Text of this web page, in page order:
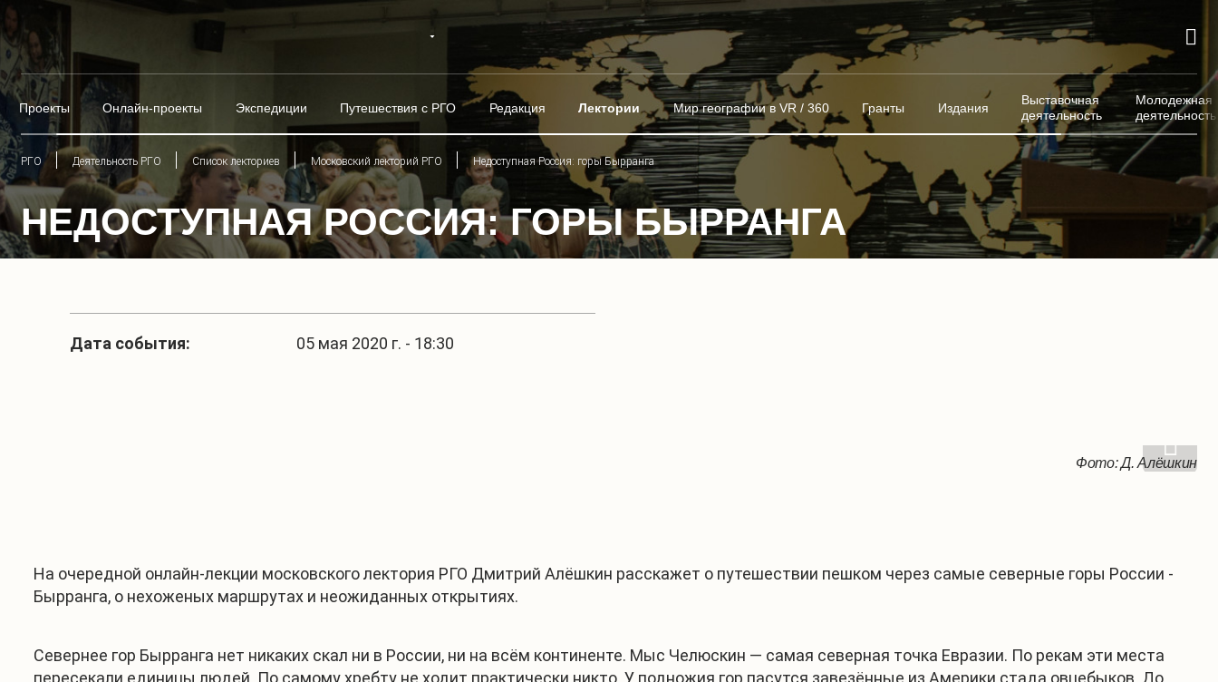
Проекты Онлайн-проекты Экспедиции Путешествия с РГО Редакция Лектории Мир географии в VR / 360 Гранты Издания
Выставочная
деятельность
Молодежная
деятельность
РГО Деятельность РГО Список лекториев Московский лекторий РГО Недоступная Россия: горы Бырранга
НЕДОСТУПНАЯ РОССИЯ: ГОРЫ БЫРРАНГА
Дата события: 05 мая 2020 г. - 18:30
Фото: Д. Алёшкин
Фото: Д. Алёшкин
Фото: Д. Алёшкин
На очередной онлайн-лекции московского лектория РГО Дмитрий Алёшкин расскажет о путешествии пешком через самые северные горы России -
Бырранга, о нехоженых маршрутах и неожиданных открытиях.
Севернее гор Бырранга нет никаких скал ни в России, ни на всём континенте. Мыс Челюскин — самая северная точка Евразии. По рекам эти места
пересекали единицы людей. По самому хребту не ходит практически никто. У подножия гор пасутся завезённые из Америки стада овцебыков. До